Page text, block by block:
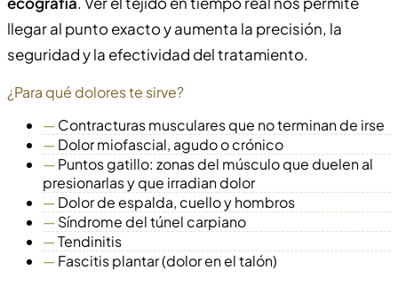
llegar al punto exacto y aumenta la precisión, la
seguridad y la efectividad del tratamiento.
¿Para qué dolores te sirve?
—Contracturas musculares que no terminan de irse
—Dolor miofascial, agudo o crónico
—Puntos gatillo: zonas del músculo que duelen al
presionarlas y que irradian dolor
—Dolor de espalda, cuello y hombros
—Síndrome del túnel carpiano
—Tendinitis
—Fascitis plantar (dolor en el talón)